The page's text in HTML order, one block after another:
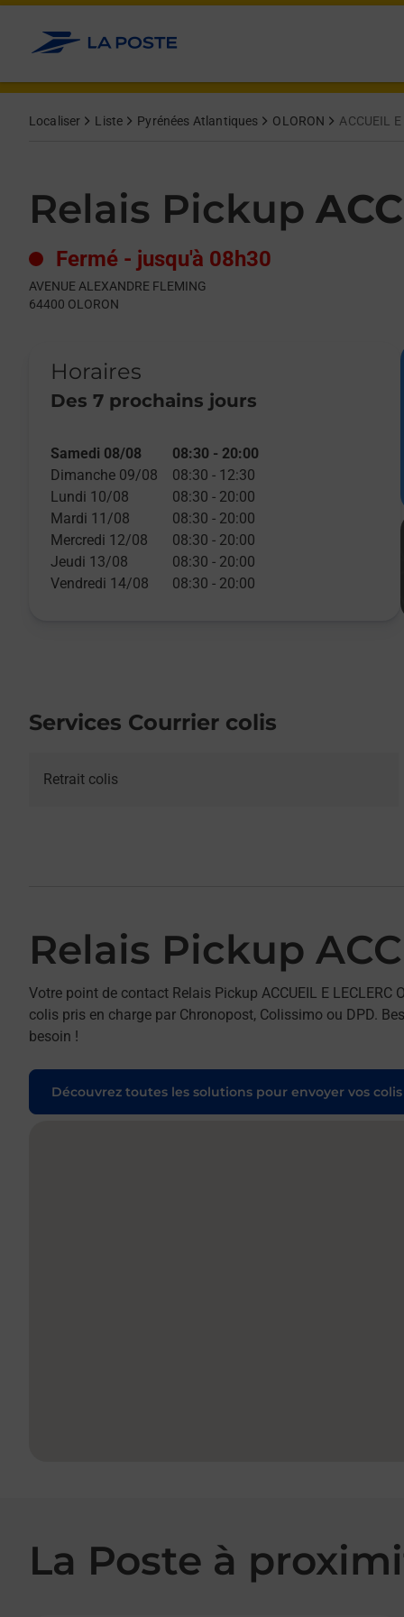
Allez au contenu
Localiser Liste Pyrénées Atlantiques OLORON ACCUEIL
Relais Pickup
Fermé - jusqu'à 08h30
AVENUE ALEXANDRE FLEMING
64400 OLORON
Horaires
Des 7 prochains jours
Day of the WeekHours
Samedi 08/08 08:30 - 20:00
Dimanche 09/08
08:30 - 12:30
Lundi 10/08
08:30 - 20:00
Mardi 11/08
08:30 - 20:00
Mercredi 12/08
08:30 - 20:00
Jeudi 13/08
08:30 - 20:00
Vendredi 14/08
08:30 - 20:00
Services Courrier colis
Retrait colis
Relais Pickup
Votre point de contact Relais Pickup ACCUEIL E
colis pris en charge par Chronopost, Colissimo ou DPD.
besoin !
Découvrez toutes les solutions pour envoyer vos colis
Get directions to Relais Pickup at AVENUE ALEXANDRE
lien s'ouvre dans un nouvel onglet
La Poste à